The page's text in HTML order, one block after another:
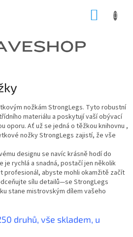
nožkám StrongLegs. Tyto robustní
materiálu a poskytují vaší obývací
oporu. Ať už se jedná o těžkou knihovnu ,
nožky StrongLegs zajistí, že vše
designu se navíc krásně hodí do
je rychlá a snadná, postačí jen několik
profesionál, abyste mohli okamžitě začít
sílu detailů—se StrongLegs
stane mistrovským dílem vašeho
druhů, vše skladem, u